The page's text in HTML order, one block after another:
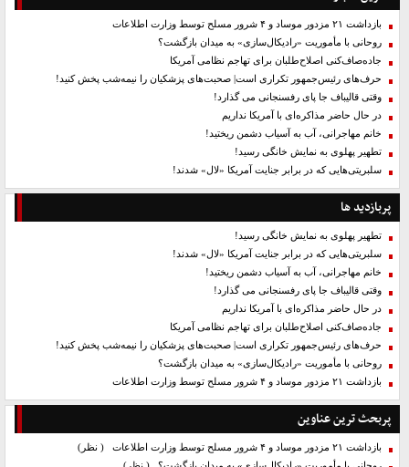
بازداشت ۲۱ مزدور موساد و ۴ شرور مسلح توسط وزارت اطلاعات
روحانی با مأموریت «رادیکال‌سازی» به میدان بازگشت؟
جاده‌صاف‌کنی اصلاح‌طلبان برای تهاجم نظامی آمریکا
حرف‌های رئیس‌جمهور تکراری است| صحبت‌های پزشکیان را نیمه‌شب پخش کنید!
وقتی قالیباف جا پای رفسنجانی می گذارد!
در حال حاضر مذاکره‌ای با آمریکا نداریم
خانم مهاجرانی، آب به آسیاب دشمن ریختید!
تطهیر پهلوی به نمایش خانگی رسید!
سلبریتی‌هایی که در برابر جنایت آمریکا «لال» شدند!
پربازدید ها
تطهیر پهلوی به نمایش خانگی رسید!
سلبریتی‌هایی که در برابر جنایت آمریکا «لال» شدند!
خانم مهاجرانی، آب به آسیاب دشمن ریختید!
وقتی قالیباف جا پای رفسنجانی می گذارد!
در حال حاضر مذاکره‌ای با آمریکا نداریم
جاده‌صاف‌کنی اصلاح‌طلبان برای تهاجم نظامی آمریکا
حرف‌های رئیس‌جمهور تکراری است| صحبت‌های پزشکیان را نیمه‌شب پخش کنید!
روحانی با مأموریت «رادیکال‌سازی» به میدان بازگشت؟
بازداشت ۲۱ مزدور موساد و ۴ شرور مسلح توسط وزارت اطلاعات
پربحث ترین عناوین
بازداشت ۲۱ مزدور موساد و ۴ شرور مسلح توسط وزارت اطلاعات
( نظر)